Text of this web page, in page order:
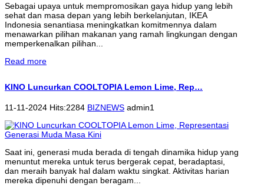
Sebagai upaya untuk mempromosikan gaya hidup yang lebih
sehat dan masa depan yang lebih berkelanjutan, IKEA
Indonesia senantiasa meningkatkan komitmennya dalam
menawarkan pilihan makanan yang ramah lingkungan dengan
memperkenalkan pilihan...
Read more
KINO Luncurkan COOLTOPIA Lemon Lime, Rep…
11-11-2024 Hits:2284 BIZNEWS admin1
Saat ini, generasi muda berada di tengah dinamika hidup yang
menuntut mereka untuk terus bergerak cepat, beradaptasi,
dan meraih banyak hal dalam waktu singkat. Aktivitas harian
mereka dipenuhi dengan beragam...